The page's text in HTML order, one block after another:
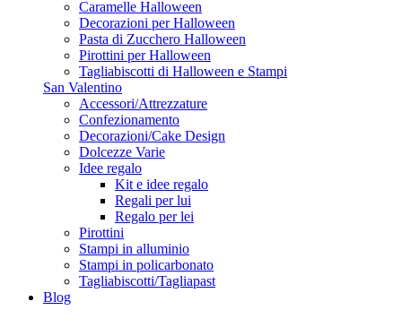
Caramelle Halloween
Decorazioni per Halloween
Pasta di Zucchero Halloween
Pirottini per Halloween
Tagliabiscotti di Halloween e Stampi
San Valentino
Accessori/Attrezzature
Confezionamento
Decorazioni/Cake Design
Dolcezze Varie
Idee regalo
Kit e idee regalo
Regali per lui
Regalo per lei
Pirottini
Stampi in alluminio
Stampi in policarbonato
Tagliabiscotti/Tagliapast
Blog